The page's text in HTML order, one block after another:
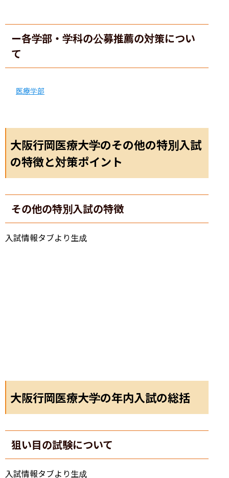
ー各学部・学科の公募推薦の対策につい
て
医療学部
大阪行岡医療大学のその他の特別入試
の特徴と対策ポイント
その他の特別入試の特徴
入試情報タブより生成
大阪行岡医療大学の年内入試の総括
狙い目の試験について
入試情報タブより生成